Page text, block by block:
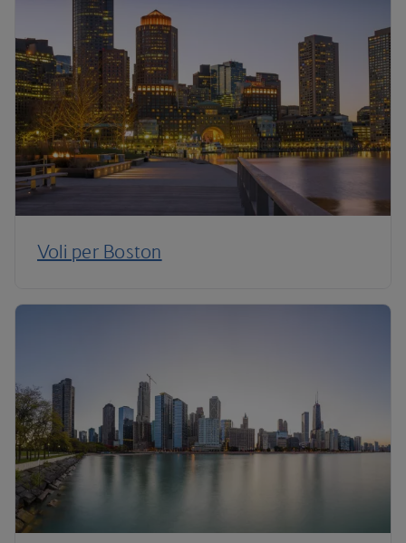
Voli per Boston